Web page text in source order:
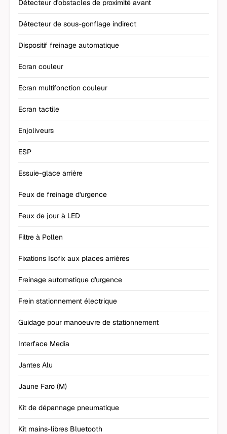
Détecteur d'obstacles de proximité avant
Détecteur de sous-gonflage indirect
Dispositif freinage automatique
Ecran couleur
Ecran multifonction couleur
Ecran tactile
Enjoliveurs
ESP
Essuie-glace arrière
Feux de freinage d'urgence
Feux de jour à LED
Filtre à Pollen
Fixations Isofix aux places arrières
Freinage automatique d'urgence
Frein stationnement électrique
Guidage pour manoeuvre de stationnement
Interface Media
Jantes Alu
Jaune Faro (M)
Kit de dépannage pneumatique
Kit mains-libres Bluetooth